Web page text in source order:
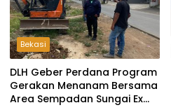
Bekasi
DLH Geber Perdana Program
Gerakan Menanam Bersama
Area Sempadan Sungai Ex